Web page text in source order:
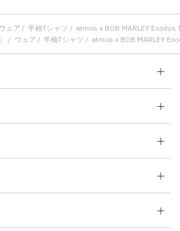
ウェア 半袖Tシャツ
atmos x BOB MARLEY Exodus
ウェア 半袖Tシャツ atmos x BOB MARLEY